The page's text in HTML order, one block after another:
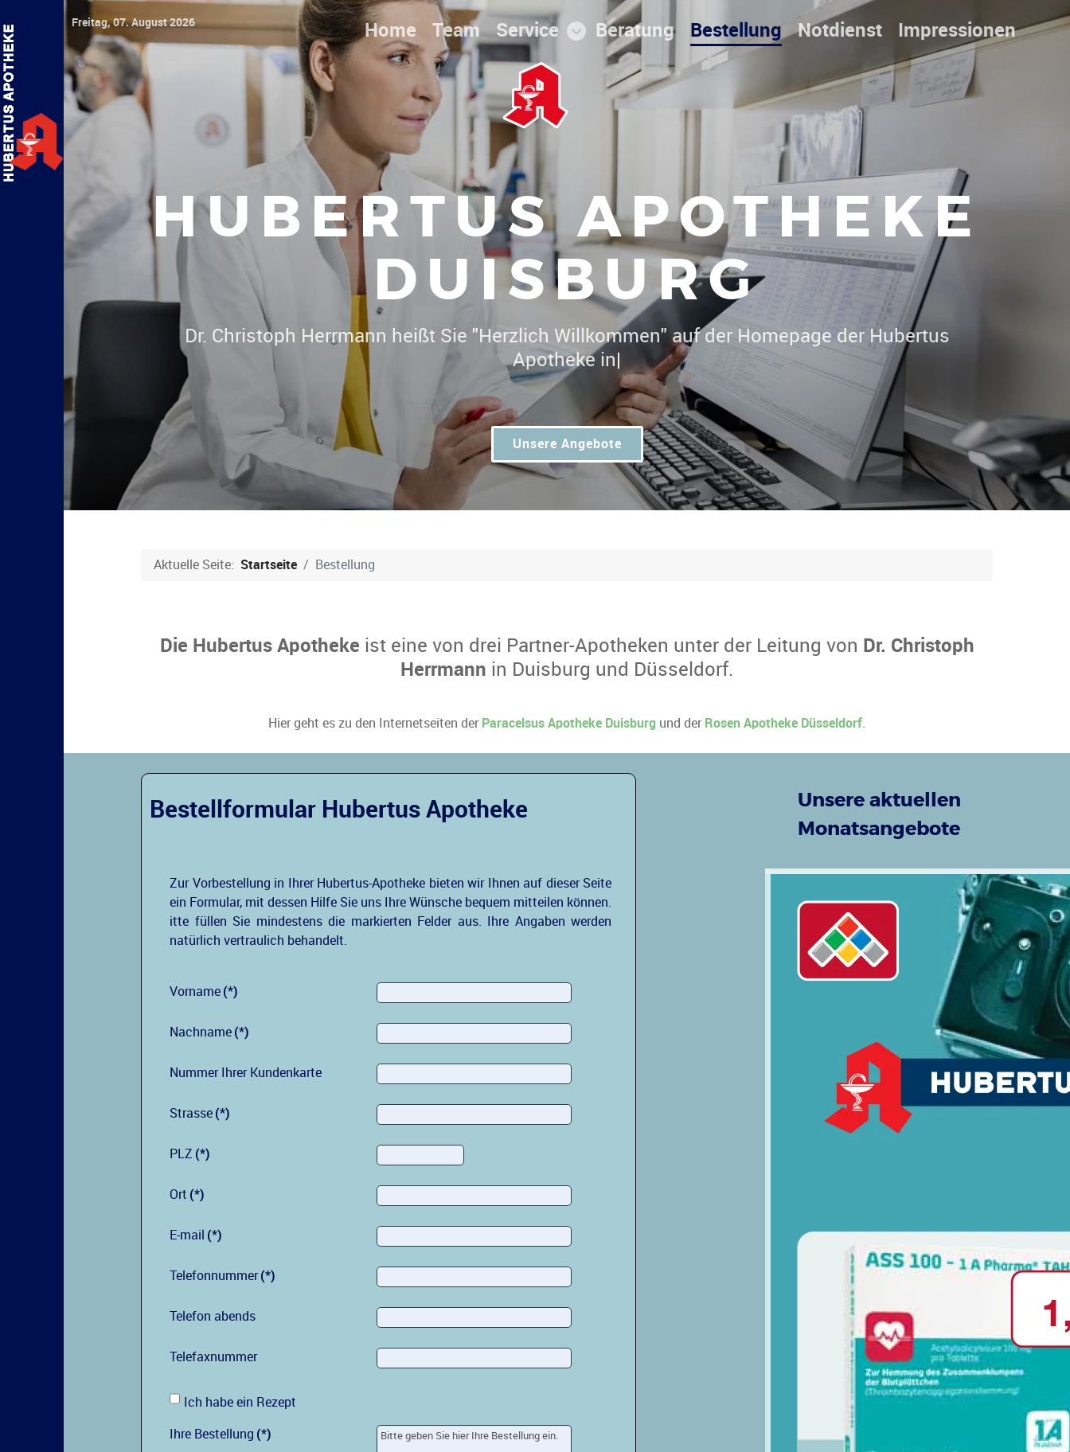
Freitag, 07. August 2026 Home Team Service Beratung Bestellung Notdienst Impressionen
HUBERTUS APOTHEKE
DUISBURG
Dr. Christoph Herrmann heißt Sie "Herzlich Willkommen"|
Unsere Angebote
Aktuelle Seite: Startseite Bestellung
Die Hubertus Apotheke ist eine von drei Partner-Apotheken unter der Leitung von Dr. Christoph
Herrmann in Duisburg und Düsseldorf.
Hier geht es zu den Internetseiten der Paracelsus Apotheke Duisburg und der Rosen Apotheke Düsseldorf
Bestellformular Hubertus Apotheke
Zur Vorbestellung in Ihrer Hubertus-Apotheke bieten wir Ihnen auf dieser Seite
ein Formular, mit dessen Hilfe Sie uns Ihre Wünsche bequem mitteilen können.
itte füllen Sie mindestens die markierten Felder aus. Ihre Angaben werden
natürlich vertraulich behandelt.
Vorname (*)
Nachname (*)
Nummer Ihrer Kundenkarte
Strasse (*)
PLZ (*)
Ort (*)
E-mail (*)
Telefonnummer (*)
Telefon abends
Telefaxnummer
Ich habe ein Rezept
Ihre Bestellung (*)
Unsere aktuellen
Monatsangebote